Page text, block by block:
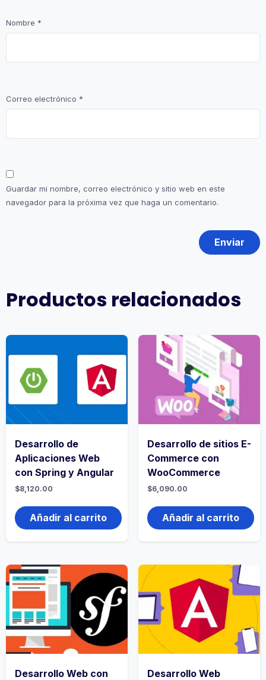
Nombre *
Correo electrónico *
Guardar mi nombre, correo electrónico y sitio web en este
navegador para la próxima vez que haga un comentario.
Productos relacionados
Desarrollo de
Aplicaciones Web
con Spring y Angular
$8,120.00
Añadir al carrito
Desarrollo de sitios E-
Commerce con
WooCommerce
$6,090.00
Añadir al carrito
Desarrollo Web con
Desarrollo Web